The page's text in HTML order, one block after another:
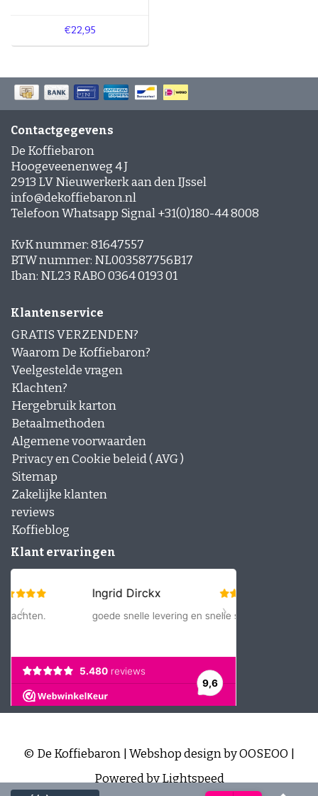
€22,95
Contactgegevens
De Koffiebaron
Hoogeveenenweg 4 J
2913 LV Nieuwerkerk aan den IJssel
info@dekoffiebaron.nl
Telefoon Whatsapp Signal +31(0)180-44 8008
KvK nummer: 81647557
BTW nummer: NL003587756B17
Iban: NL23 RABO 0364 0193 01
Klantenservice
GRATIS VERZENDEN?
Waarom De Koffiebaron?
Veelgestelde vragen
Klachten?
Hergebruik karton
Betaalmethoden
Algemene voorwaarden
Privacy en Cookie beleid ( AVG )
Sitemap
Zakelijke klanten
reviews
Koffieblog
Klant ervaringen
© De Koffiebaron | Webshop design byOOSEOO
Powered byLightspeed